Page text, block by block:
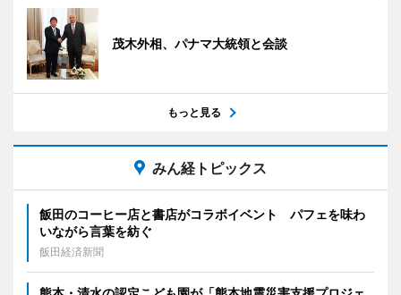
茂木外相、パナマ大統領と会談
もっと見る
みん経トピックス
飯田のコーヒー店と書店がコラボイベント パフェを味わ
いながら言葉を紡ぐ
飯田経済新聞